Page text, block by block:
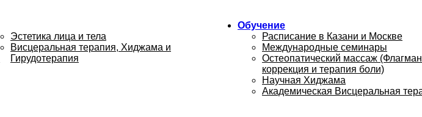
Эстетика лица и тела
Висцеральная терапия, Хиджама и
Гирудотерапия
Обучение
Расписание в Казани и Москве
Международные семинары
Остеопатический массаж
коррекция и терапия боли)
Научная Хиджама
Академическая Висцеральная